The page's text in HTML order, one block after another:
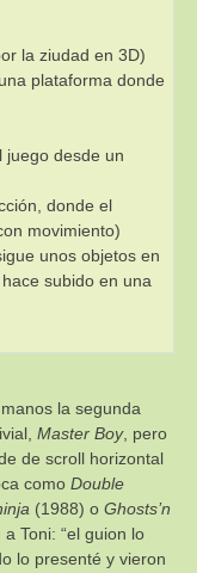
la ziudad en 3D)
plataforma donde
juego desde un
donde el
movimiento)
unos objetos en
subido en una
la segunda
Master Boy, pero
de scroll horizontal
como Double
(1988) o Ghosts’n
Toni: “el guion lo
lo presenté y vieron